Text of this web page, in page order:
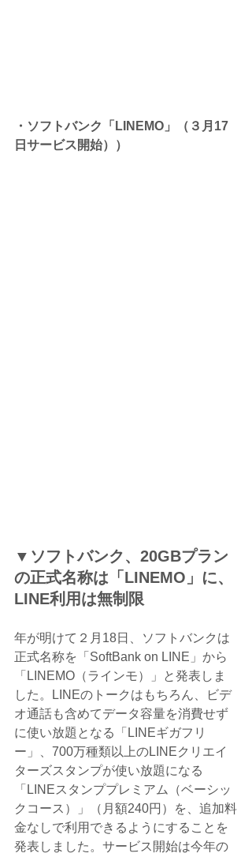
・ソフトバンク「LINEMO」（３月17
日サービス開始））
▼ソフトバンク、20GBプラン
の正式名称は「LINEMO」に、
LINE利用は無制限
年が明けて２月18日、ソフトバンクは
正式名称を「SoftBank on LINE」から
「LINEMO（ラインモ）」と発表しま
した。LINEのトークはもちろん、ビデ
オ通話も含めてデータ容量を消費せず
に使い放題となる「LINEギガフリ
ー」、700万種類以上のLINEクリエイ
ターズスタンプが使い放題になる
「LINEスタンププレミアム（ベーシッ
クコース）」（月額240円）を、追加料
金なしで利用できるようにすることを
発表しました。サービス開始は今年の